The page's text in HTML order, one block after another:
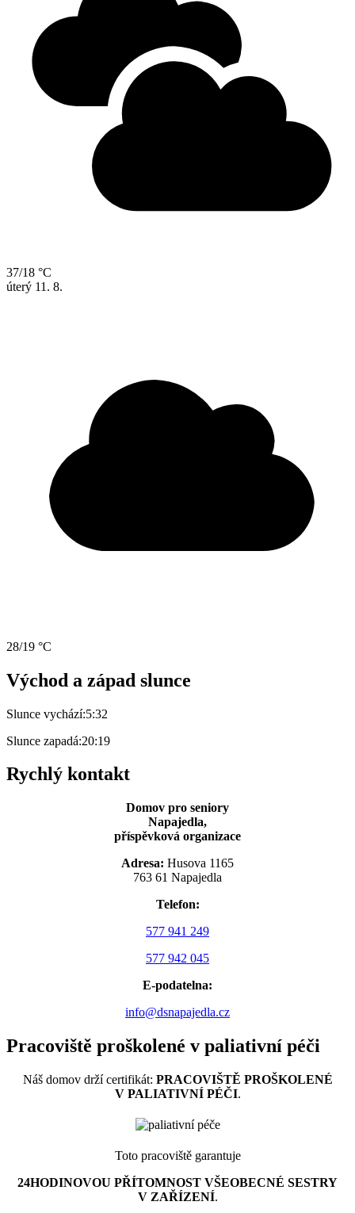
37/18 °C
úterý 11. 8.
28/19 °C
Východ a západ slunce
Slunce vychází:5:32
Slunce zapadá:20:19
Rychlý kontakt
Domov pro seniory
Napajedla,
příspěvková organizace
Adresa: Husova 1165
763 61 Napajedla
Telefon:
577 941 249
577 942 045
E-podatelna:
info@dsnapajedla.cz
Pracoviště proškolené v paliativní péči
Náš domov drží certifikát: PRACOVIŠTĚ PROŠKOLENÉ
V PALIATIVNÍ PÉČI.
Toto pracoviště garantuje
24HODINOVOU PŘÍTOMNOST VŠEOBECNÉ SESTRY
V ZAŘÍZENÍ.